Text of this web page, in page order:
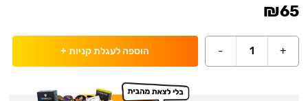
₪65
+
1
- הוספה לעגלת קניות +